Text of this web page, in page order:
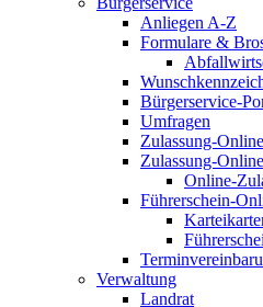
Anliegen A-Z
Formulare &
Bürgerservice-
Umfragen
Zulassung-
Zulassung-Online
Online-
Führerschein-
Verwaltung
Landrat